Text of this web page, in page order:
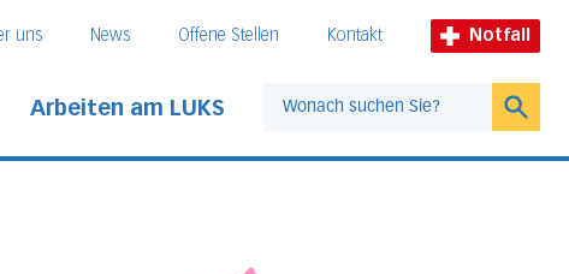
uns News Offene Stellen Kontakt Notfall
Arbeiten am LUKS